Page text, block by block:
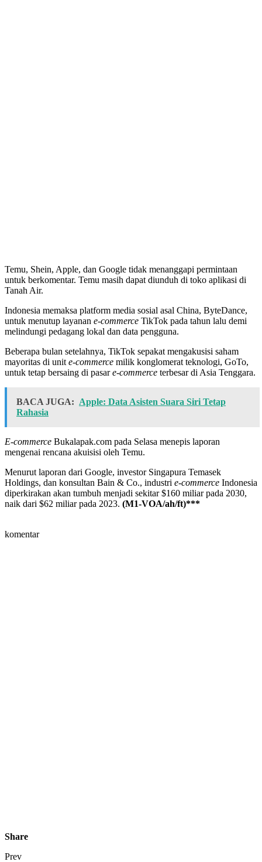
Temu, Shein, Apple, dan Google tidak menanggapi permintaan
untuk berkomentar. Temu masih dapat diunduh di toko aplikasi di
Tanah Air.
Indonesia memaksa platform media sosial asal China, ByteDance,
untuk menutup layanan e-commerce TikTok pada tahun lalu demi
melindungi pedagang lokal dan data pengguna.
Beberapa bulan setelahnya, TikTok sepakat mengakusisi saham
mayoritas di unit e-commerce milik konglomerat teknologi, GoTo,
untuk tetap bersaing di pasare-commerce terbesar di Asia Tenggara.
BACA JUGA: Apple: Data Asisten Suara Siri Tetap
Rahasia
E-commerce Bukalapak.com pada Selasa menepis laporan
mengenai rencana akuisisi oleh Temu.
Menurut laporan dari Google, investor Singapura Temasek
Holdings, dan konsultan Bain & Co., industri e-commerce Indonesia
diperkirakan akan tumbuh menjadi sekitar $160 miliar pada 2030,
naik dari $62 miliar pada 2023. (M1-VOA/ah/ft)***
komentar
Share
Prev